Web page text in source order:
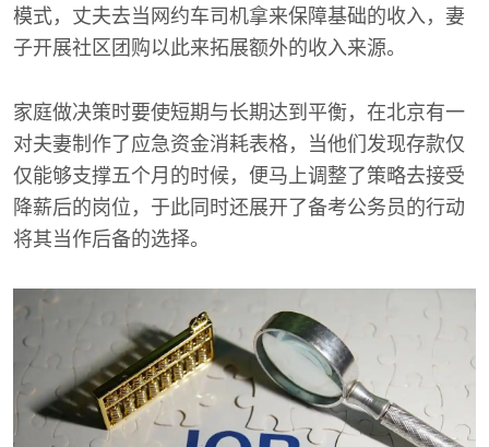
模式，丈夫去当网约车司机拿来保障基础的收入，妻
子开展社区团购以此来拓展额外的收入来源。
家庭做决策时要使短期与长期达到平衡，在北京有一
对夫妻制作了应急资金消耗表格，当他们发现存款仅
仅能够支撑五个月的时候，便马上调整了策略去接受
降薪后的岗位，于此同时还展开了备考公务员的行动
将其当作后备的选择。